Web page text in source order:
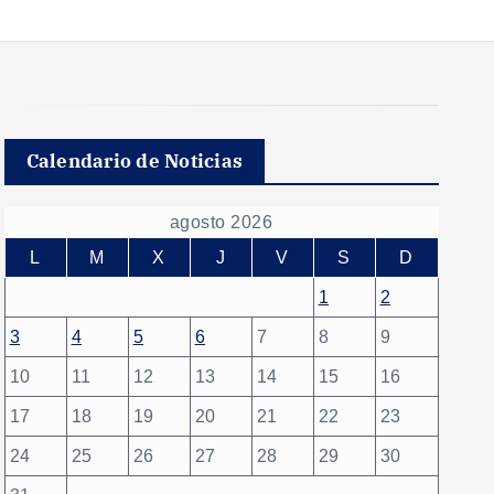
Calendario de Noticias
agosto 2026
L
M X J V S D
1 2
3 4 5 6 7 8 9
10 11 12 13 14 15 16
17 18 19 20 21 22 23
24 25 26 27 28 29 30